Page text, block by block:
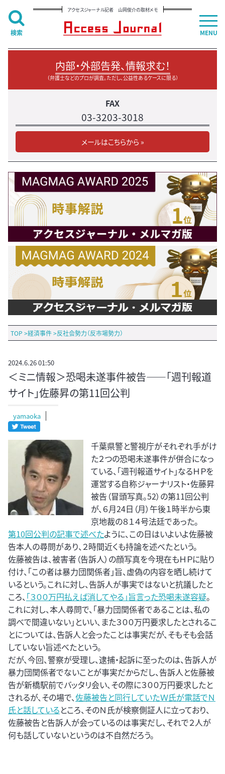
アクセスジャーナル記者 山岡俊介の取材メモ
内部・外部告発、情報求む！
（弁護士などのプロが調査。ただし、公益性あるケースに限る）
FAX
03-3203-3018
メールはこちらから »
TOP >経済事件>反社会勢力（反市場勢力）
2024.6.26 01:50
＜ミニ情報＞恐喝未遂事件被告――「週刊報道
サイト」佐藤昇の第11回公判
yamaoka
千葉県警と警視庁がそれぞれ手がけ
た２つの恐喝未遂事件が併合になっ
ている、「週刊報道サイト」なるＨＰを
運営する自称ジャーナリスト・佐藤昇
被告（冒頭写真。52）の第11回公判
が、６月24日（月）午後１時半から東
京地裁の８１４号法廷であった。
第10回公判の記事で述べたように、この日はいよいよ佐藤被
告本人の尋問があり、２時間近くも持論を述べたという。
佐藤被告は、被害者（告訴人）の顔写真を今現在もＨＰに貼り
付け、「この者は暴力団関係者」旨、虚偽の内容を晒し続けて
いるという。これに対し、告訴人が事実ではないと抗議したと
ころ、 「３００万円払えば消してやる」旨言った恐喝未遂容疑。
これに対し、本人尋問で、「暴力団関係者であることは、私の
調べで間違いない」といい、また３００万円要求したとされるこ
とについては、告訴人と会ったことは事実だが、そもそも会話
していない旨述べたという。
だが、今回、警察が受理し、逮捕・起訴に至ったのは、告訴人が
暴力団関係者でないことが事実だからだし、告訴人と佐藤被
告が新橋駅前でバッタリ会い、その際に３００万円要求したと
されるが、その場で、佐藤被告と同行していたＷ氏が電話でＮ
氏と話しているところ、そのＮ氏が検察側証人に立っており、
佐藤被告と告訴人が会っているのは事実だし、それで２人が
何も話していないというのは不自然だろう。
MENU
検索